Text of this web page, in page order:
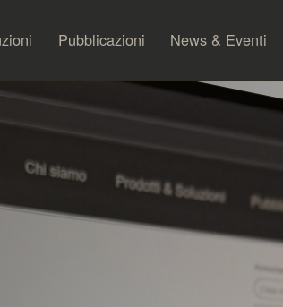
Pubblicazioni News & Eventi